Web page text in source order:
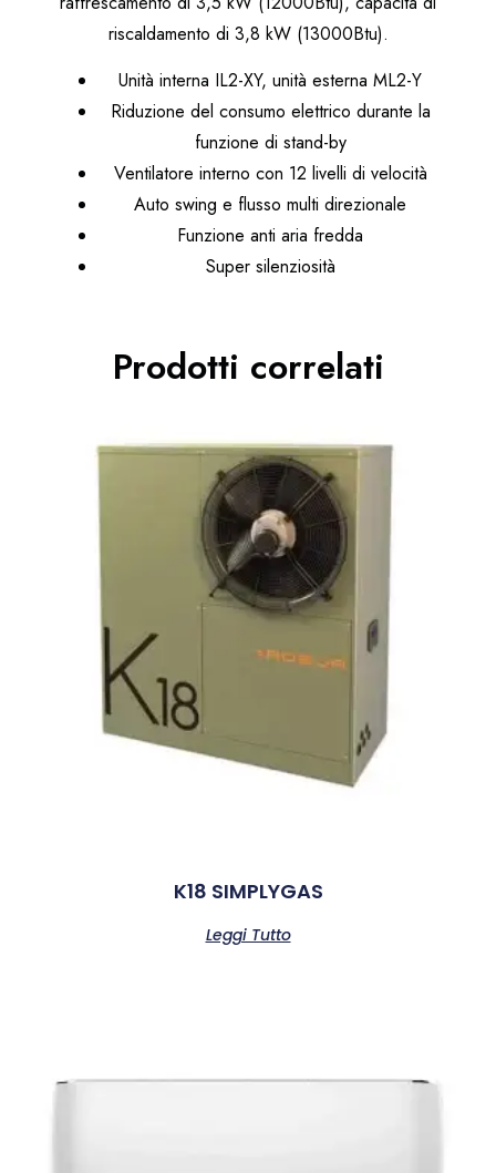
riscaldamento di 3,8 kW (13000Btu).
Unità interna IL2-XY, unità esterna ML2-Y
Riduzione del consumo elettrico durante la
funzione di stand-by
Ventilatore interno con 12 livelli di velocità
Auto swing e flusso multi direzionale
Funzione anti aria fredda
Super silenziosità
Prodotti correlati
K18 SIMPLYGAS
Leggi Tutto